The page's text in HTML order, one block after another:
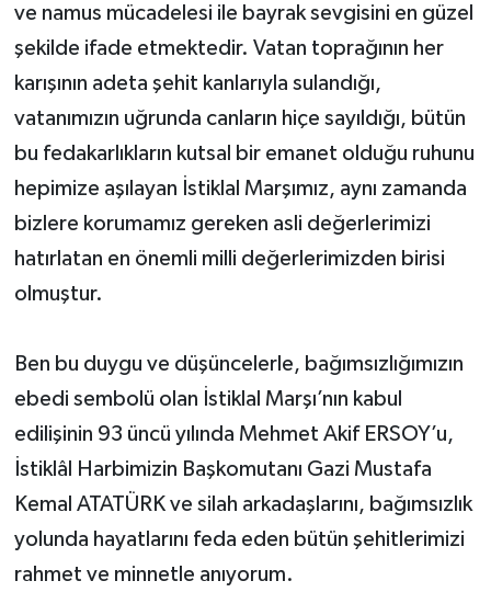
ve namus mücadelesi ile bayrak sevgisini en güzel
şekilde ifade etmektedir. Vatan toprağının her
karışının adeta şehit kanlarıyla sulandığı,
vatanımızın uğrunda canların hiçe sayıldığı, bütün
bu fedakarlıkların kutsal bir emanet olduğu ruhunu
hepimize aşılayan İstiklal Marşımız, aynı zamanda
bizlere korumamız gereken asli değerlerimizi
hatırlatan en önemli milli değerlerimizden birisi
olmuştur.
Ben bu duygu ve düşüncelerle, bağımsızlığımızın
ebedi sembolü olan İstiklal Marşı’nın kabul
edilişinin 93 üncü yılında Mehmet Akif ERSOY’u,
İstiklâl Harbimizin Başkomutanı Gazi Mustafa
Kemal ATATÜRK ve silah arkadaşlarını, bağımsızlık
yolunda hayatlarını feda eden bütün şehitlerimizi
rahmet ve minnetle anıyorum.